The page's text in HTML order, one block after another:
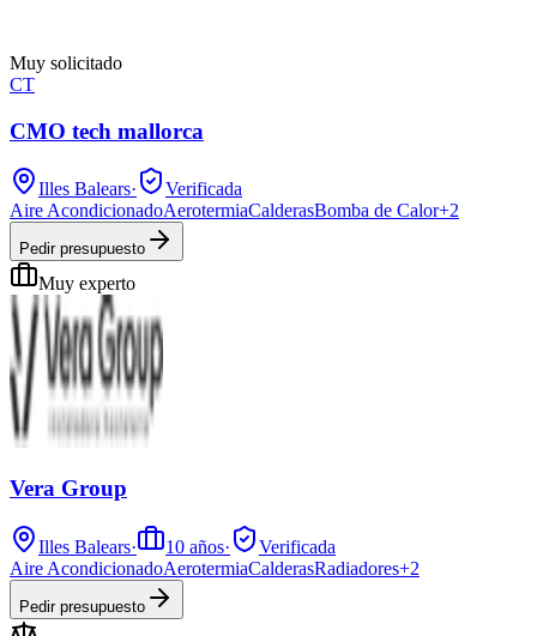
Muy solicitado
CT
CMO tech mallorca
Illes Balears·
Verificada
Aire AcondicionadoAerotermiaCalderasBomba de Calor+2
Pedir presupuesto
Muy experto
Vera Group
Illes Balears· 10 años·
Verificada
Aire AcondicionadoAerotermiaCalderasRadiadores+2
Pedir presupuesto